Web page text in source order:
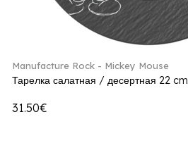
Manufacture Rock - Mickey Mouse
Тарелка салатная / десертная 22 cm
31.50€